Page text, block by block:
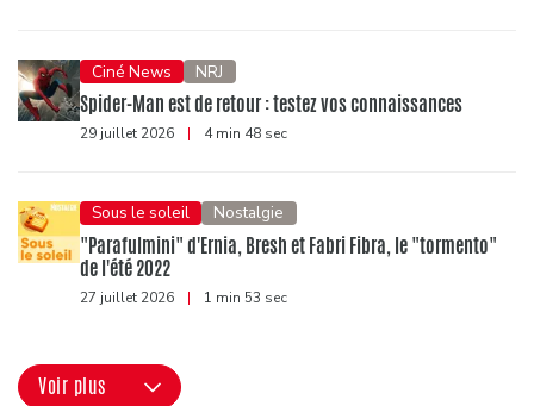
Ciné News NRJ
Spider-Man est de retour : testez vos connaissances
29 juillet 2026 | 4 min 48 sec
Sous le soleil Nostalgie
"Parafulmini" d'Ernia, Bresh et Fabri Fibra, le "tormento"
de l'été 2022
27 juillet 2026 | 1 min 53 sec
Voir plus